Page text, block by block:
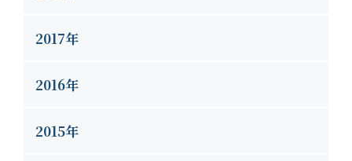
2017年
2016年
2015年